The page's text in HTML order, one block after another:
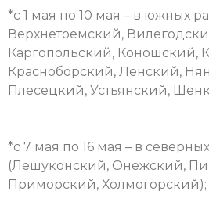
*с 1 мая по 10 мая – в южных
Верхнетоемский,
Каргопольский, Коношский,
Красноборский, Ленский,
Плесецкий, Устьянский,
*с 7 мая по 16 мая – в
(Лешуконский, Онежский,
Приморский, Холмогорский);